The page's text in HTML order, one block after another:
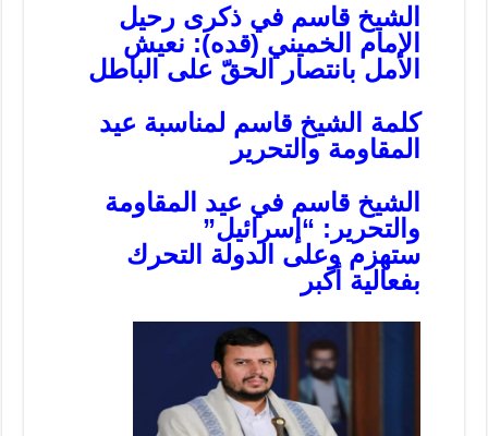
الشيخ قاسم في ذكرى رحيل
الإمام الخميني (قده): نعيش
الأمل بانتصار الحقّ على الباطل
كلمة الشيخ قاسم لمناسبة عيد
المقاومة والتحرير
الشيخ قاسم في عيد المقاومة
والتحرير: “إسرائيل”
ستهزم وعلى الدولة التحرك
بفعالية أكبر